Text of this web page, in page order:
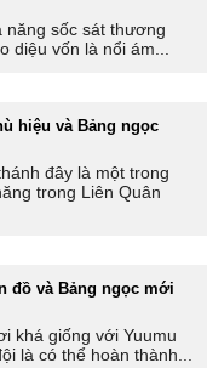
năng sốc sát thương
diệu vốn là nổi ám...
hiệu và Bảng ngọc
đây là một trong
trong Liên Quân
đồ và Bảng ngọc mới
khá giống với Yuumu
là có thể hoàn thành...